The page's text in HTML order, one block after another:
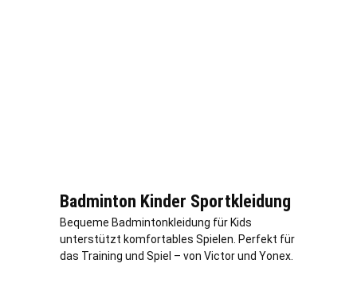
Badminton Kinder Sportkleidung
Bequeme Badmintonkleidung für Kids
unterstützt komfortables Spielen. Perfekt für
das Training und Spiel – von Victor und Yonex.